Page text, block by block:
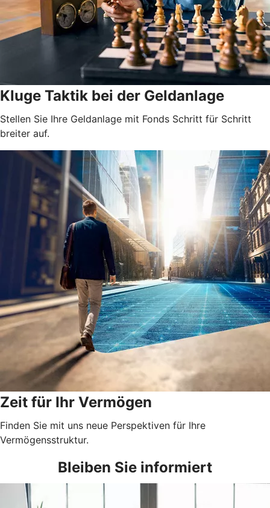
Kluge Taktik bei der Geldanlage
Stellen Sie Ihre Geldanlage mit Fonds Schritt für Schritt
breiter auf.
Zeit für Ihr Vermögen
Finden Sie mit uns neue Perspektiven für Ihre
Vermögensstruktur.
Bleiben Sie informiert